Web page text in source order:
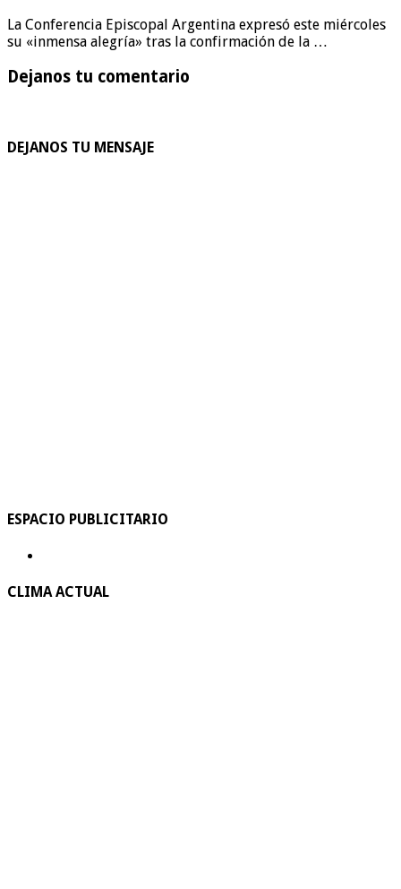
La Conferencia Episcopal Argentina expresó este miércoles
su «inmensa alegría» tras la confirmación de la …
Dejanos tu comentario
DEJANOS TU MENSAJE
ESPACIO PUBLICITARIO
CLIMA ACTUAL